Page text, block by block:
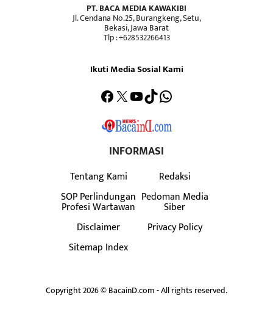
PT. BACA MEDIA KAWAKIBI
Jl. Cendana No.25, Burangkeng, Setu,
Bekasi, Jawa Barat
Tlp : +628532266413
Ikuti Media Sosial Kami
Facebook
X YouTube
TikTokWhatsApp
INFORMASI
Tentang Kami
Redaksi
SOP Perlindungan
Profesi Wartawan
Pedoman Media
Siber
Disclaimer
Privacy Policy
Sitemap Index
Copyright 2026 © BacainD.com - All rights reserved.